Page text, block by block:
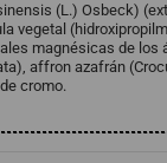
(L.) Osbeck)
vegetal
magnésicas de los
affron azafrán
cromo.